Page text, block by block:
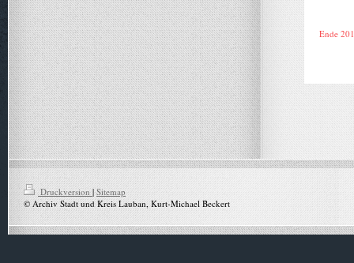
Ende
Druckversion| Sitemap
© Archiv Stadt und Kreis Lauban, Kurt-Michael Beckert